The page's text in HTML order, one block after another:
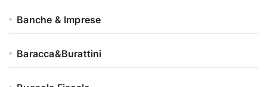
Banche & Imprese
Baracca&Burattini